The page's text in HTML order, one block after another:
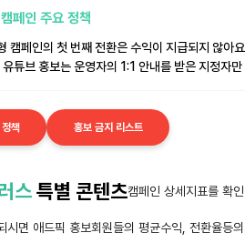
페인 주요 정책
캠페인의 첫 번째 전환은 수익이 지급되지 않아
유튜브 홍보는 운영자의 1:1 안내를 받은 지정자
책 홍보 금지 리스트
스특별 콘텐츠캠페인 상세지표를 확
시면 애드픽 홍보회원들의 평균수익, 전환율등